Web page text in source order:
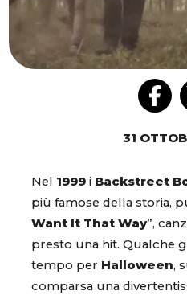
31
Nel 1999 i Backstreet
più famose della storia,
Want It That Way”,
presto una hit. Qualche
tempo per Halloween,
comparsa una